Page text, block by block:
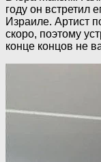
году он встретил
Израиле. Артист
скоро, поэтому
конце концов не